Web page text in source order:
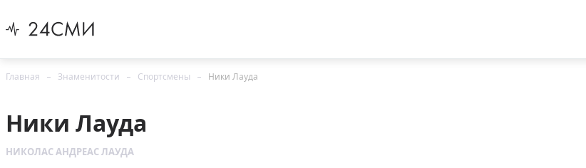
Главная Знаменитости Спортсмены Ники Лауда
Ники Лауда
НИКОЛАС АНДРЕАС ЛАУДА